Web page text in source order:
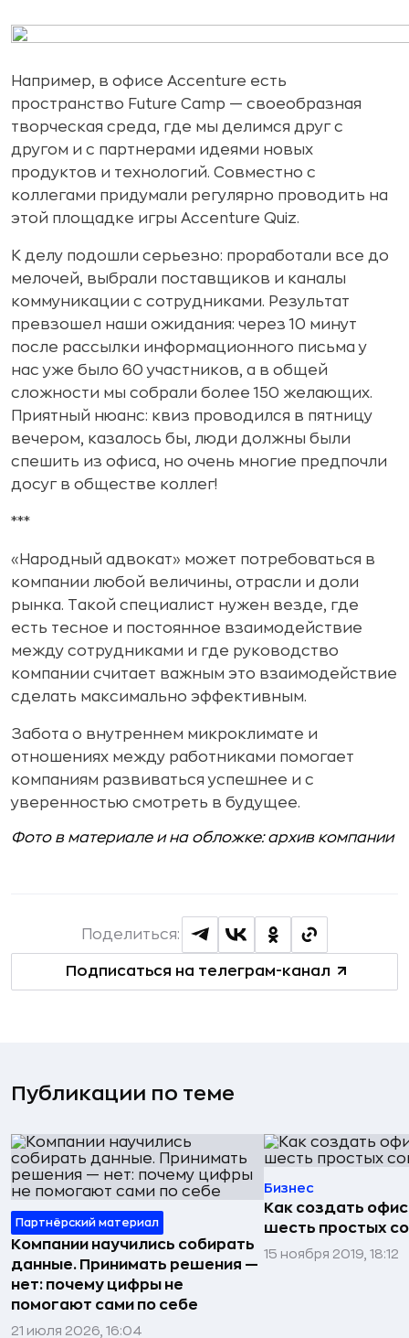
Например, в офисе Accenture есть
пространство Future Camp — своеобразная
творческая среда, где мы делимся друг с
другом и с партнерами идеями новых
продуктов и технологий. Совместно с
коллегами придумали регулярно проводить на
этой площадке игры Accenture Quiz.
К делу подошли серьезно: проработали все до
мелочей, выбрали поставщиков и каналы
коммуникации с сотрудниками. Результат
превзошел наши ожидания: через 10 минут
после рассылки информационного письма у
нас уже было 60 участников, а в общей
сложности мы собрали более 150 желающих.
Приятный нюанс: квиз проводился в пятницу
вечером, казалось бы, люди должны были
спешить из офиса, но очень многие предпочли
досуг в обществе коллег!
***
«Народный адвокат» может потребоваться в
компании любой величины, отрасли и доли
рынка. Такой специалист нужен везде, где
есть тесное и постоянное взаимодействие
между сотрудниками и где руководство
компании считает важным это взаимодействие
сделать максимально эффективным.
Забота о внутреннем микроклимате и
отношениях между работниками помогает
компаниям развиваться успешнее и с
уверенностью смотреть в будущее.
Фото в материале и на обложке: архив компании
Подписаться на телеграм-канал
Поделиться:
Публикации по теме
Партнёрский материал
Компании научились собирать
данные. Принимать решения —
нет: почему цифры не
помогают сами по себе
21 июля 2026, 16:04
Бизнес
Как создать
шесть простых
15 ноября 2019, 18:12